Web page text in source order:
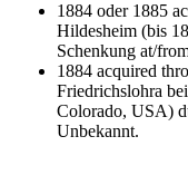
1884 oder 1885
Hildesheim (bis
Schenkung at/
1884 acquired
Friedrichslohra
Colorado, USA)
Unbekannt.